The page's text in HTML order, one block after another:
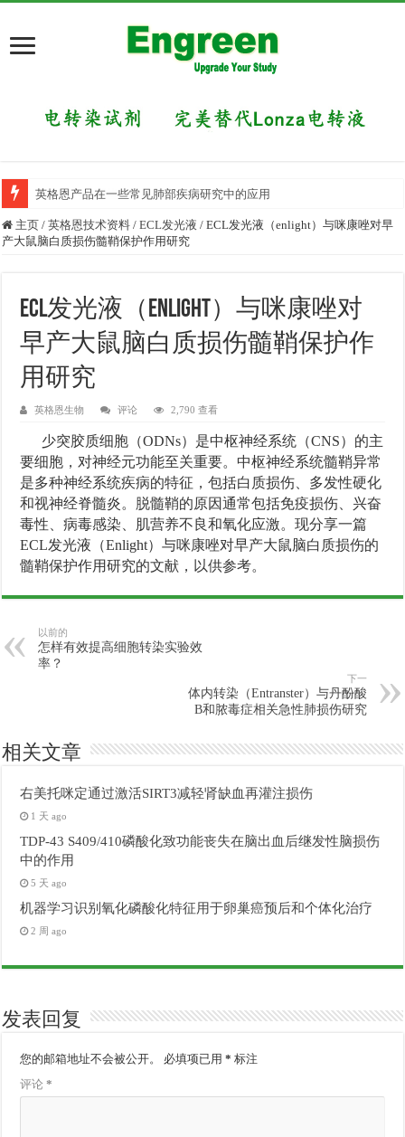
英格恩产品在一些常见肺部疾病研究中的应用
目前国内有哪些好的科研交流平台？
主页 / 英格恩技术资料 / ECL发光液 / ECL发光液（enlight）与咪康唑对早
产大鼠脑白质损伤髓鞘保护作用研究
ECL发光液（enlight）与咪康唑对
早产大鼠脑白质损伤髓鞘保护作
用研究
英格恩生物 评论 2,790 查看
少突胶质细胞（ODNs）是中枢神经系统（CNS）的主
要细胞，对神经元功能至关重要。中枢神经系统髓鞘异常
是多种神经系统疾病的特征，包括白质损伤、多发性硬化
和视神经脊髓炎。脱髓鞘的原因通常包括免疫损伤、兴奋
毒性、病毒感染、肌营养不良和氧化应激。现分享一篇
ECL发光液（Enlight）与咪康唑对早产大鼠脑白质损伤的
髓鞘保护作用研究的文献，以供参考。
以前的
怎样有效提高细胞转染实验效
率？
下一
体内转染（Entranster）与丹酚酸
B和脓毒症相关急性肺损伤研究
相关文章
右美托咪定通过激活SIRT3减轻肾缺血再灌注损伤
1 天 ago
TDP-43 S409/410磷酸化致功能丧失在脑出血后继发性脑损伤
中的作用
5 天 ago
机器学习识别氧化磷酸化特征用于卵巢癌预后和个体化治疗
2 周 ago
发表回复
您的邮箱地址不会被公开。 必填项已用* 标注
评论*